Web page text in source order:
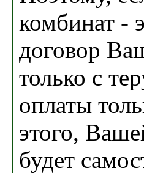
комбинат -
договор
только с
оплаты
этого,
будет